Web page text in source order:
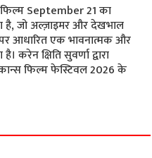
September 21 का
है, जो अल्ज़ाइमर और देखभाल
आधारित एक भावनात्मक और
करेन क्षिति सुवर्णा द्वारा
कान्स फिल्म फेस्टिवल 2026 के